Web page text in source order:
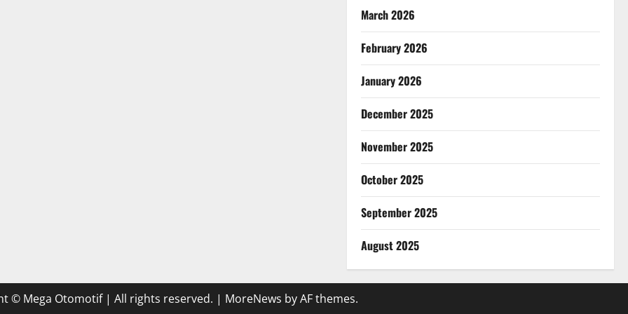
March 2026
February 2026
January 2026
December 2025
November 2025
October 2025
September 2025
August 2025
© Mega Otomotif | All rights reserved. | MoreNews by AF themes.